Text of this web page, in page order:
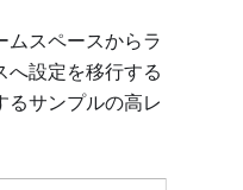
ムスペースからラ
へ設定を移行する
るサンプルの高レ